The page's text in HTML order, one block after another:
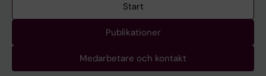
Start
Publikationer
Medarbetare och kontakt